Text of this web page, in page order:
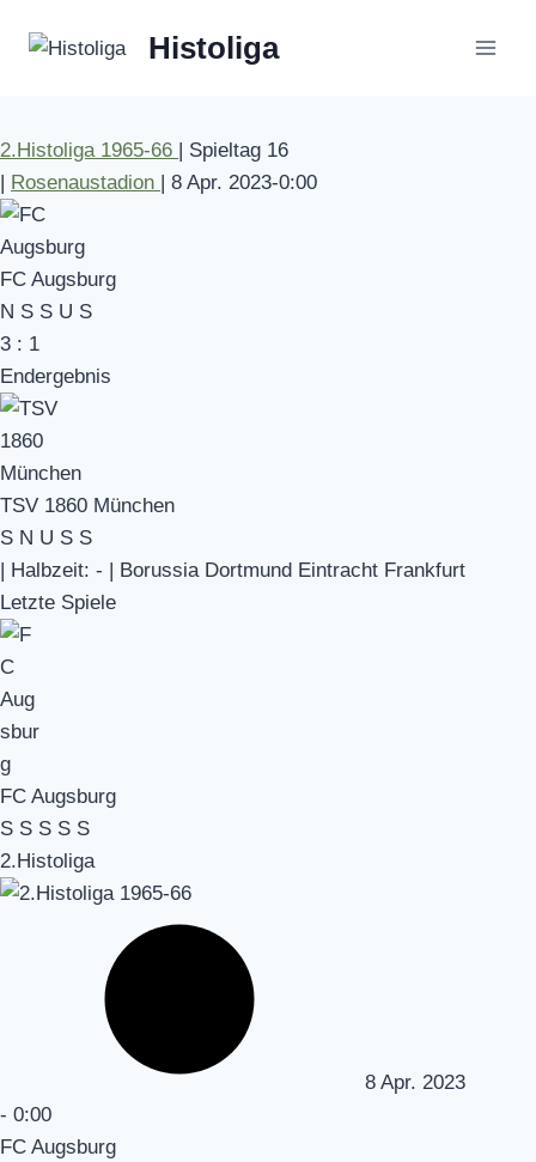
Inhalt
Histoliga
2.Histoliga 1965-66 | Spieltag 16
| Rosenaustadion | 8 Apr. 2023-0:00
FC Augsburg
N S S U S
3 : 1
Endergebnis
TSV 1860 München
S N U S S
| Halbzeit: - | Borussia Dortmund Eintracht Frankfurt
Letzte Spiele
FC Augsburg
S S S S S
2.Histoliga
8 Apr. 2023
- 0:00
FC Augsburg